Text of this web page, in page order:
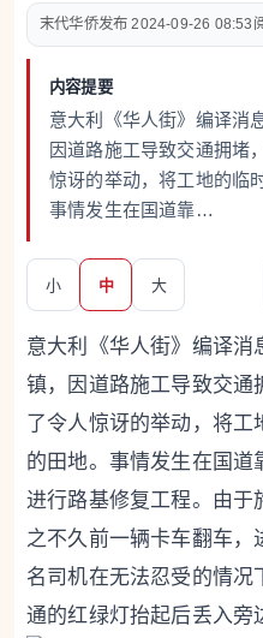
末代华侨 2024-09-26 08:53
内容提要
意大利《华人街》编译消
因道路施工导致交通拥堵
惊讶的举动，将工地的临
事情发生在国道靠…
小 中 大
意大利《华人街》编译消
镇，因道路施工导致交通
了令人惊讶的举动，将工
的田地。事情发生在国道
进行路基修复工程。由于
之不久前一辆卡车翻车，
名司机在无法忍受的情况
通的红绿灯抬起后丢入旁